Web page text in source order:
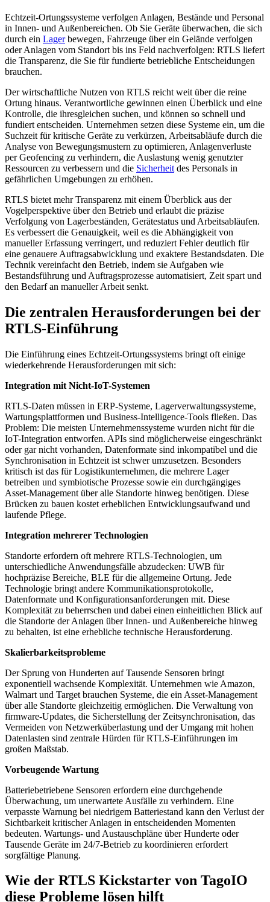
Echtzeit-Ortungssysteme verfolgen Anlagen, Bestände und Personal
in Innen- und Außenbereichen. Ob Sie Geräte überwachen, die sich
durch ein Lagerbewegen, Fahrzeuge über ein Gelände verfolgen
oder Anlagen vom Standort bis ins Feld nachverfolgen: RTLS liefert
die Transparenz, die Sie für fundierte betriebliche Entscheidungen
brauchen.
Der wirtschaftliche Nutzen von RTLS reicht weit über die reine
Ortung hinaus. Verantwortliche gewinnen einen Überblick und eine
Kontrolle, die ihresgleichen suchen, und können so schnell und
fundiert entscheiden. Unternehmen setzen diese Systeme ein, um die
Suchzeit für kritische Geräte zu verkürzen, Arbeitsabläufe durch die
Analyse von Bewegungsmustern zu optimieren, Anlagenverluste
per Geofencing zu verhindern, die Auslastung wenig genutzter
Ressourcen zu verbessern und die Sicherheit des Personals in
gefährlichen Umgebungen zu erhöhen.
RTLS bietet mehr Transparenz mit einem Überblick aus der
Vogelperspektive über den Betrieb und erlaubt die präzise
Verfolgung von Lagerbeständen, Gerätestatus und Arbeitsabläufen.
Es verbessert die Genauigkeit, weil es die Abhängigkeit von
manueller Erfassung verringert, und reduziert Fehler deutlich für
eine genauere Auftragsabwicklung und exaktere Bestandsdaten. Die
Technik vereinfacht den Betrieb, indem sie Aufgaben wie
Bestandsführung und Auftragsprozesse automatisiert, Zeit spart und
den Bedarf an manueller Arbeit senkt.
Die zentralen Herausforderungen bei der
RTLS-Einführung
Die Einführung eines Echtzeit-Ortungssystems bringt oft einige
wiederkehrende Herausforderungen mit sich:
Integration mit Nicht-IoT-Systemen
RTLS-Daten müssen in ERP-Systeme, Lagerverwaltungssysteme,
Wartungsplattformen und Business-Intelligence-Tools fließen. Das
Problem: Die meisten Unternehmenssysteme wurden nicht für die
IoT-Integration entworfen. APIs sind möglicherweise eingeschränkt
oder gar nicht vorhanden, Datenformate sind inkompatibel und die
Synchronisation in Echtzeit ist schwer umzusetzen. Besonders
kritisch ist das für Logistikunternehmen, die mehrere Lager
betreiben und symbiotische Prozesse sowie ein durchgängiges
Asset-Management über alle Standorte hinweg benötigen. Diese
Brücken zu bauen kostet erheblichen Entwicklungsaufwand und
laufende Pflege.
Integration mehrerer Technologien
Standorte erfordern oft mehrere RTLS-Technologien, um
unterschiedliche Anwendungsfälle abzudecken: UWB für
hochpräzise Bereiche, BLE für die allgemeine Ortung. Jede
Technologie bringt andere Kommunikationsprotokolle,
Datenformate und Konfigurationsanforderungen mit. Diese
Komplexität zu beherrschen und dabei einen einheitlichen Blick auf
die Standorte der Anlagen über Innen- und Außenbereiche hinweg
zu behalten, ist eine erhebliche technische Herausforderung.
Skalierbarkeitsprobleme
Der Sprung von Hunderten auf Tausende Sensoren bringt
exponentiell wachsende Komplexität. Unternehmen wie Amazon,
Walmart und Target brauchen Systeme, die ein Asset-Management
über alle Standorte gleichzeitig ermöglichen. Die Verwaltung von
firmware-Updates, die Sicherstellung der Zeitsynchronisation, das
Vermeiden von Netzwerküberlastung und der Umgang mit hohen
Datenlasten sind zentrale Hürden für RTLS-Einführungen im
großen Maßstab.
Vorbeugende Wartung
Batteriebetriebene Sensoren erfordern eine durchgehende
Überwachung, um unerwartete Ausfälle zu verhindern. Eine
verpasste Warnung bei niedrigem Batteriestand kann den Verlust der
Sichtbarkeit kritischer Anlagen in entscheidenden Momenten
bedeuten. Wartungs- und Austauschpläne über Hunderte oder
Tausende Geräte im 24/7-Betrieb zu koordinieren erfordert
sorgfältige Planung.
Wie der RTLS Kickstarter von TagoIO
diese Probleme lösen hilft